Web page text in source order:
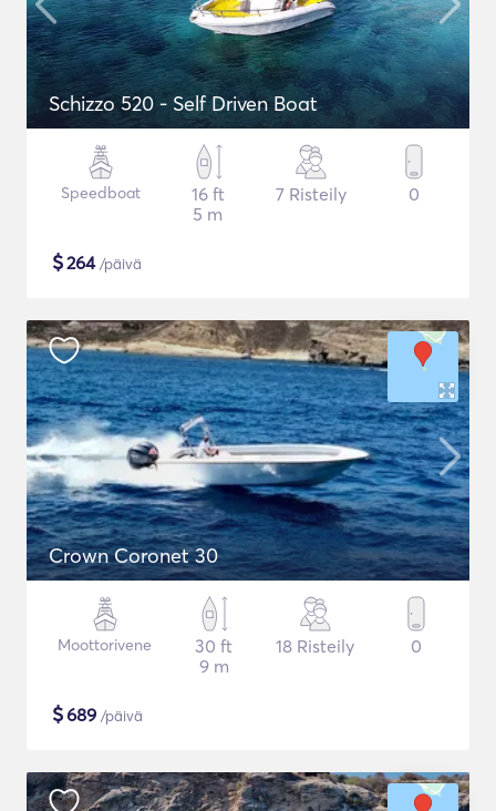
Schizzo 520 - Self Driven Boat
Speedboat
16 ft
5 m
7 Risteily 0
$264/päivä
Crown Coronet 30
Moottorivene
30 ft
9 m
18 Risteily 0
$689 /päivä